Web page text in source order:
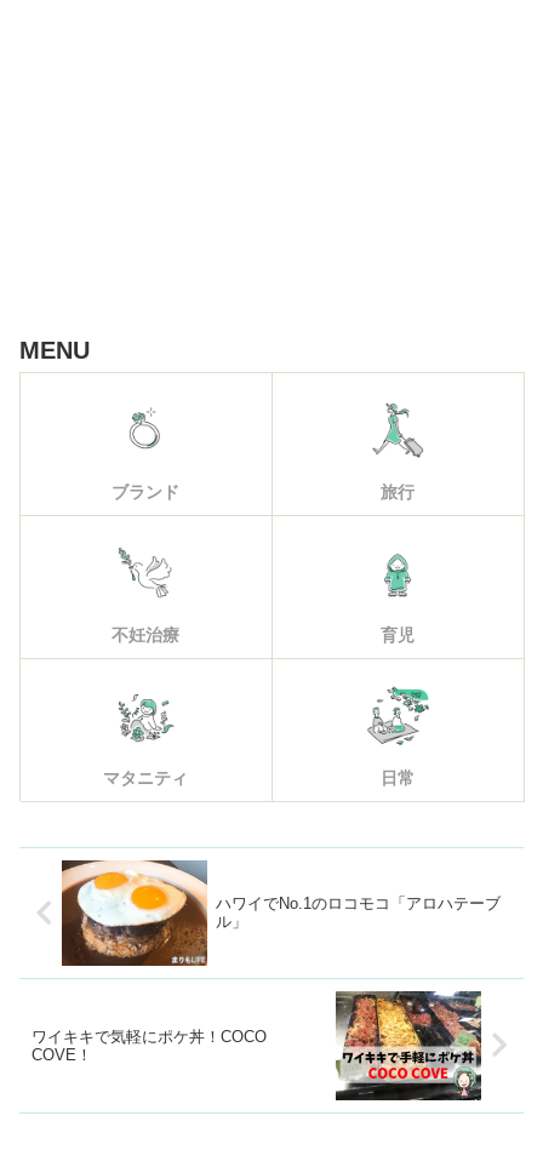
MENU
ブランド 旅行
不妊治療 育児
マタニティ 日常
ハワイでNo.1のロコモコ「アロハテーブ
ル」
ワイキキで気軽にポケ丼！COCO
COVE！